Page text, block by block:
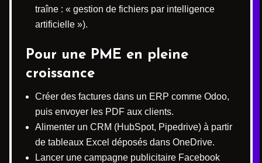
traîne : « gestion de fichiers par intelligence
artificielle »).
Pour une PME en pleine
croissance
Créer des factures dans un ERP comme Odoo,
puis envoyer les PDF aux clients.
Alimenter un CRM (HubSpot, Pipedrive) à partir
de tableaux Excel déposés dans OneDrive.
Lancer une campagne publicitaire Facebook